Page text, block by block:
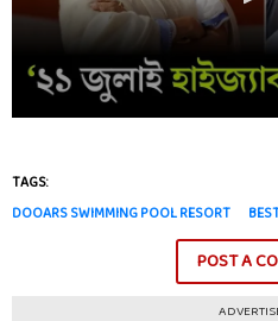
TAGS:
DOOARS SWIMMING POOL RESORT
POST A